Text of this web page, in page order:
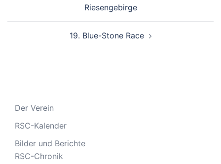
Riesengebirge
19. Blue-Stone Race
Der Verein
RSC-Kalender
Bilder und Berichte
RSC-Chronik